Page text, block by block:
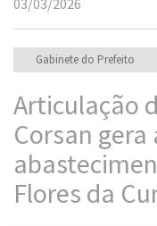
03/03/2026
Gabinete do Prefeito
Articulação
Corsan gera
Flores da